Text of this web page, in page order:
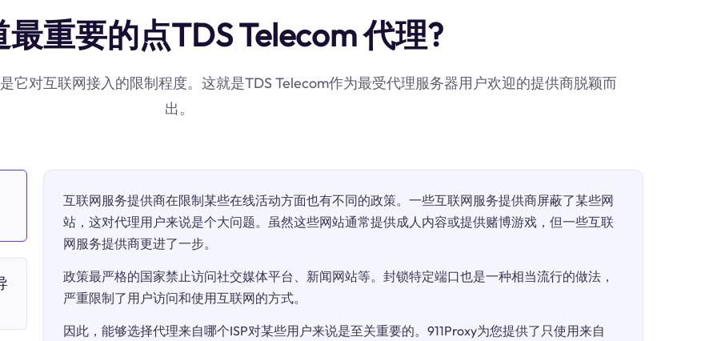
重要的点TDS Telecom 代理?
它对互联网接入的限制程度。这就是TDS Telecom作为最受代理服务器用户欢迎的提供商脱颖而
出。
互联网服务提供商在限制某些在线活动方面也有不同的政策。一些互联网服务提供商屏蔽了某些网
站，这对代理用户来说是个大问题。虽然这些网站通常提供成人内容或提供赌博游戏，但一些互联
网服务提供商更进了一步。
政策最严格的国家禁止访问社交媒体平台、新闻网站等。封锁特定端口也是一种相当流行的做法，
严重限制了用户访问和使用互联网的方式。
因此，能够选择代理来自哪个ISP对某些用户来说是至关重要的。911Proxy为您提供了只使用来自